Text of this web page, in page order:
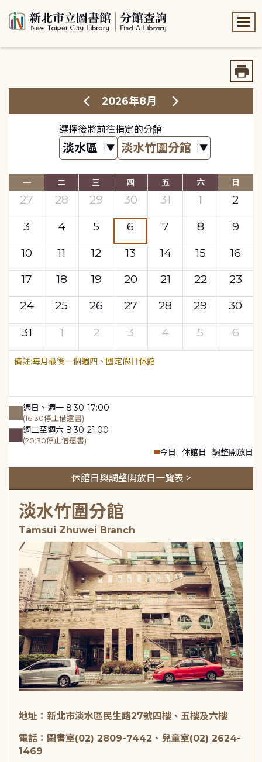
2026年8月
選擇後將前往指定的分館
一 二 三 四 五 六 日
27 28 29 30 31 1
2
3
4 5 6 7 8
9
10
11 12 13 14 15
16
17
18 19 20 21 22
23
24
25 26 27 28 29
30
31
1 2 3 4 5 6
每月最後一個週四、國定假日休館
週日、週一 8:30-17:00
(16:30停止借還書)
週二至週六 8:30-21:00
(20:30停止借還書)
今日 休館日 調整開放日
休館日與調整開放日一覽表 >
淡水竹圍分館
Tamsui Zhuwei Branch
地址：新北市淡水區民生路27號四樓、五樓及六樓
電話：圖書室(02) 2809-7442、兒童室(02) 2624-
1469